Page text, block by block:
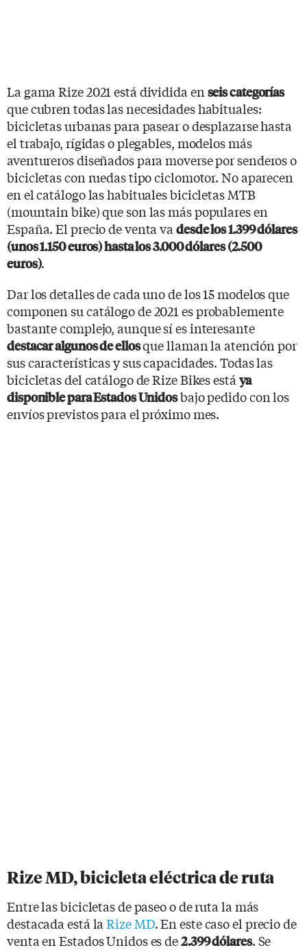
La gama Rize 2021 está dividida en seis categorías
que cubren todas las necesidades habituales:
bicicletas urbanas para pasear o desplazarse hasta
el trabajo, rígidas o plegables, modelos más
aventureros diseñados para moverse por senderos o
bicicletas con ruedas tipo ciclomotor. No aparecen
en el catálogo las habituales bicicletas MTB
(mountain bike) que son las más populares en
España. El precio de venta va desde los 1.399 dólares
(unos 1.150 euros) hasta los 3.000 dólares (2.500
euros).
Dar los detalles de cada uno de los 15 modelos que
componen su catálogo de 2021 es probablemente
bastante complejo, aunque sí es interesante
destacar algunos de ellosque llaman la atención por
sus características y sus capacidades. Todas las
bicicletas del catálogo de Rize Bikes está ya
disponible para Estados Unidosbajo pedido con los
envíos previstos para el próximo mes.
Rize MD, bicicleta eléctrica de ruta
Entre las bicicletas de paseo o de ruta la más
destacada está laRize MD. En este caso el precio de
venta en Estados Unidos es de2.399 dólares. Se